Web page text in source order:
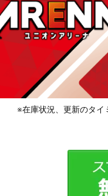
※在庫状況、更新のタイ